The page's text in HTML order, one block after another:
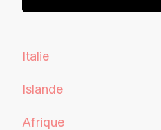
Italie
Islande
Afrique